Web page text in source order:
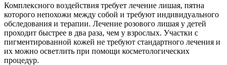
Комплексного воздействия требует лечение лишая, пятна
которого непохожи между собой и требуют индивидуального
обследования и терапии. Лечение розового лишая у детей
проходит быстрее в два раза, чем у взрослых. Участки с
пигментированной кожей не требуют стандартного лечения и
их можно осветлить при помощи косметологических
процедур.